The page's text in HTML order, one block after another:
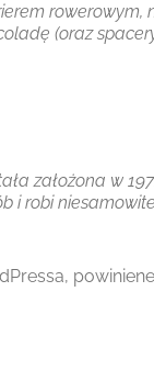
rowerowym,
(oraz
założona w
i robi